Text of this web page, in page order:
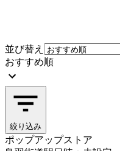
並び替え
おすすめ順
絞り込み
ポップアップストア